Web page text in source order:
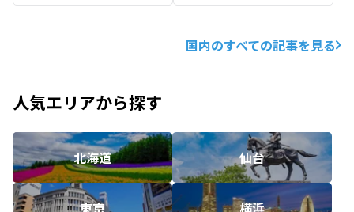
国内のすべての記事を見る
人気エリアから探す
北海道 仙台
東京 横浜